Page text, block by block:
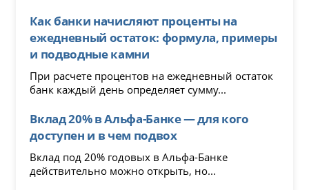
Как банки начисляют проценты на
ежедневный остаток: формула, примеры
и подводные камни
При расчете процентов на ежедневный остаток
банк каждый день определяет сумму...
Вклад 20% в Альфа-Банке — для кого
доступен и в чем подвох
Вклад под 20% годовых в Альфа-Банке
действительно можно открыть, но...